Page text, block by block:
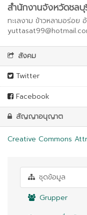
สำนักงานจังหวัดชลบุ
ทะเลงาม ข้าวหลามอร่อย
สังคม
Twitter
Facebook
สัญญาอนุญาต
Creative Commons
ชุดข้อมูล
Grupper